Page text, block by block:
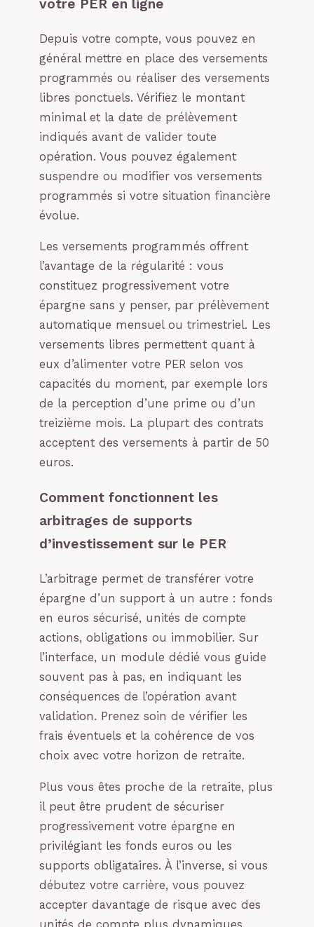
votre PER en ligne
Depuis votre compte, vous pouvez en
général mettre en place des versements
programmés ou réaliser des versements
libres ponctuels. Vérifiez le montant
minimal et la date de prélèvement
indiqués avant de valider toute
opération. Vous pouvez également
suspendre ou modifier vos versements
programmés si votre situation financière
évolue.
Les versements programmés offrent
l’avantage de la régularité : vous
constituez progressivement votre
épargne sans y penser, par prélèvement
automatique mensuel ou trimestriel. Les
versements libres permettent quant à
eux d’alimenter votre PER selon vos
capacités du moment, par exemple lors
de la perception d’une prime ou d’un
treizième mois. La plupart des contrats
acceptent des versements à partir de 50
euros.
Comment fonctionnent les
arbitrages de supports
d’investissement sur le PER
L’arbitrage permet de transférer votre
épargne d’un support à un autre : fonds
en euros sécurisé, unités de compte
actions, obligations ou immobilier. Sur
l’interface, un module dédié vous guide
souvent pas à pas, en indiquant les
conséquences de l’opération avant
validation. Prenez soin de vérifier les
frais éventuels et la cohérence de vos
choix avec votre horizon de retraite.
Plus vous êtes proche de la retraite, plus
il peut être prudent de sécuriser
progressivement votre épargne en
privilégiant les fonds euros ou les
supports obligataires. À l’inverse, si vous
débutez votre carrière, vous pouvez
accepter davantage de risque avec des